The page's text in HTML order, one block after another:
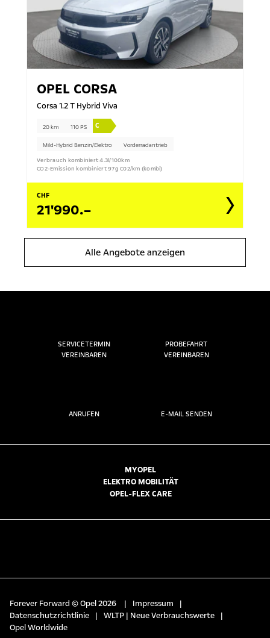
OPEL CORSA
Corsa 1.2 T Hybrid Viva
20 km 110 PS C
Mild-Hybrid Benzin/Elektro Vorderradantrieb
Verbrauch kombiniert 4.3l/100km
CO2-Emission kombiniert 97g C02/km (kombi)
CHF
21'990.–
Alle Angebote anzeigen
SERVICETERMIN
VEREINBAREN
PROBEFAHRT
VEREINBAREN
ANRUFEN E-MAIL SENDEN
MYOPEL
ELEKTRO MOBILITÄT
OPEL-FLEX CARE
Forever Forward © Opel 2026 | Impressum
|
Datenschutzrichtlinie
| WLTP | Neue Verbrauchswerte
|
Opel Worldwide